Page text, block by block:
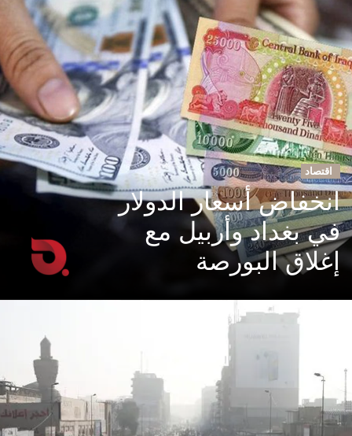
اقتصاد
انخفاض أسعار الدولار
في بغداد وأربيل مع
إغلاق البورصة